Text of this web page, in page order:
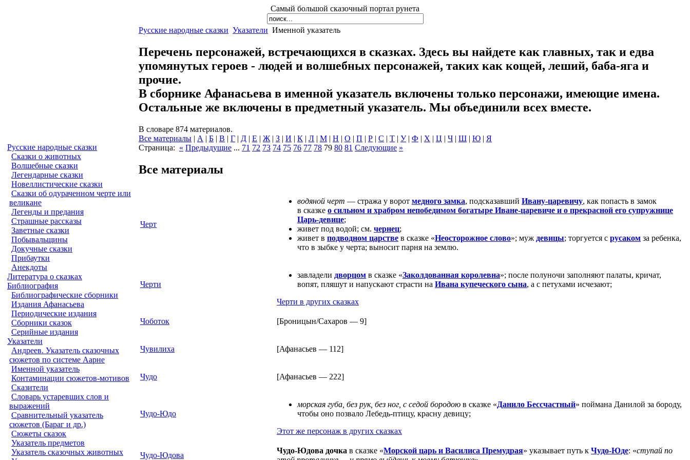
Самый большой сказочный портал рунета
Русские народные сказки
Сказки о животных
Волшебные сказки
Легендарные сказки
Новеллистические сказки
Сказки об одураченном черте или
великане
Легенды и предания
Страшные рассказы
Заветные сказки
Побывальщины
Докучные сказки
Прибаутки
Анекдоты
Литература о сказках
Библиография
Библиографические сборники
Издания Афанасьева
Периодические издания
Сборники сказок
Серийные издания
Указатели
Андреев. Указатель сказочных
сюжетов по системе Аарне
Именной указатель
Контаминации сюжетов-мотивов
Сказители
Словарь устаревших слов и
выражений
Сравнительный указатель
сюжетов (Бараг и др.)
Сюжеты сказок
Указатель предметов
Указатель сказочных животных
Русские народные сказки Указатели Именной указатель
Перечень персонажей, встречающихся в сказках. Здесь вы найдете как главных, так и едва
упомянутых героев - людей и волшебных персонажей, таких как кощей, леший, баба-яга и
прочие.
В сборнике Афанасьева в именной указатель включены только персонажи, имеющие имена.
Остальные же включены в предметный указатель. Мы объединили всех вместе.
В словаре 874 материалов.
Все материалы | А | Б | В | Г | Д | Е | Ж | З | И | К | Л | М | Н | О | П | Р | С | Т | У| Ф | Х | Ц | Ч | Ш | Ю | Я
Страница: « Предыдущие ... 71 72 73 74 75 76 77 78 79 80 81 Следующие »
Все материалы
Черт
водяной черт — стража у ворот медного замка, подсказавший Ивану-царевичу, как попасть в замок
в сказке о сильном и храбром непобедимом богатыре Иване-царевиче и о прекрасной его супружнице
Царь-девице;
живет под водой; см. чернец;
живет в подводном царстве в сказке «Неосторожное слово»; муж девицы; торгуется с русаком за ребенка,
что в зыбке у черта; выносит парня на землю.
Черти
завладели дворцом в сказке «Заколдованная королевна»; после полуночи заполняют палаты, кричат,
вопят, пляшут и напускают страсти на Ивана купеческого сына, а с петухами исчезают;
Черти в других сказках
Чоботок [Броницын/Сахаров — 9]
Чувилиха [Афанасьев — 112]
Чудо [Афанасьев — 222]
Чудо-Юдо
морская губа, без рук, без ног, с седой бородою в сказке «Данило Бессчастный» поймана Данилой за бороду,
чтобы оно позвало Лебедь-птицу, красну девицу;
Этот же персонаж в других сказках
Чудо-Юдова
Чудо-Юдова дочка в сказке «Морской царь и Василиса Премудрая» указывает путь к Чудо-Юде: «ступай по